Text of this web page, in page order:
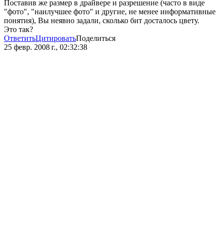
Поставив же размер в драйвере и разрешение (часто в виде
"фото", "наилучшее фото" и другие, не менее информативные
понятия), Вы неявно задали, сколько бит досталось цвету.
Это так?
ОтветитьЦитироватьПоделиться
25 февр. 2008 г., 02:32:38